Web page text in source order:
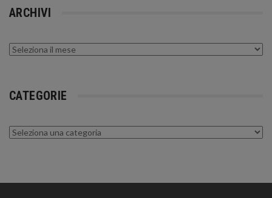
ARCHIVI
Archivi
CATEGORIE
Categorie